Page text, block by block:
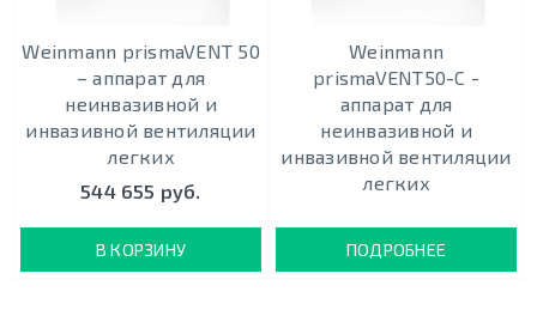
Weinmann prismaVENT 50
– аппарат для
неинвазивной и
инвазивной вентиляции
легких
544 655 руб.
В КОРЗИНУ
Weinmann
prismaVENT50-C -
аппарат для
неинвазивной и
инвазивной вентиляции
легких
ПОДРОБНЕЕ